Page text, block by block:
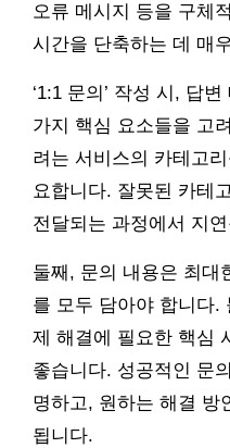
오류 메시지 등을 구체
시간을 단축하는 데 매
‘1:1 문의’ 작성 시, 답
가지 핵심 요소들을 고
려는 서비스의 카테고
요합니다. 잘못된 카테
전달되는 과정에서 지
둘째, 문의 내용은 최대
를 모두 담아야 합니다.
제 해결에 필요한 핵심
좋습니다. 성공적인 문
명하고, 원하는 해결 방
됩니다.